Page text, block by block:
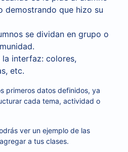
demostrando que hizo su
se dividan en grupo o
interfaz: colores,
etc.
primeros datos definidos, ya
cada tema, actividad o
ver un ejemplo de las
a tus clases.